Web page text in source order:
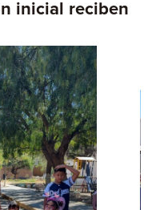
inicial reciben